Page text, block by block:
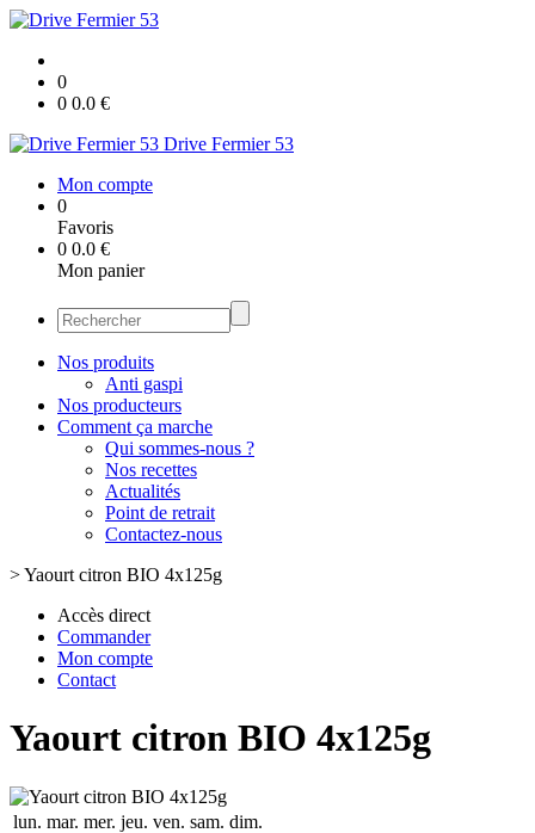
0
0 0.0 €
Drive Fermier 53
Mon compte
0
Favoris
0 0.0 €
Mon panier
Nos produits
Anti gaspi
Nos producteurs
Comment ça marche
Qui sommes-nous ?
Nos recettes
Actualités
Point de retrait
Contactez-nous
>Yaourt citron BIO 4x125g
Accès direct
Commander
Mon compte
Contact
Yaourt citron BIO 4x125g
lun. mar. mer. jeu. ven. sam. dim.